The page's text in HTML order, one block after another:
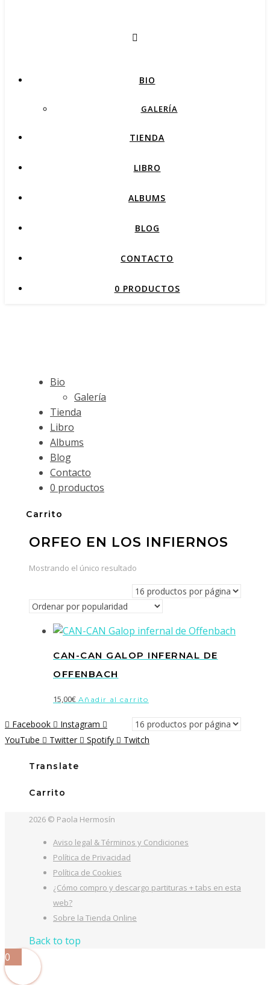
BIO
GALERÍA
TIENDA
LIBRO
ALBUMS
BLOG
CONTACTO
0 PRODUCTOS
Bio
Galería
Tienda
Libro
Albums
Blog
Contacto
0 productos
Carrito
ORFEO EN LOS INFIERNOS
Mostrando el único resultado
CAN-CAN GALOP INFERNAL DE
OFFENBACH
15,00€ Añadir al carrito
Facebook
Instagram
YouTube
Twitter Spotify Twitch
Translate
Carrito
2026 © Paola Hermosín
Aviso legal & Términos y Condiciones
Política de Privacidad
Política de Cookies
¿Cómo compro y descargo partituras + tabs en esta
web?
Sobre la Tienda Online
Back to top
0